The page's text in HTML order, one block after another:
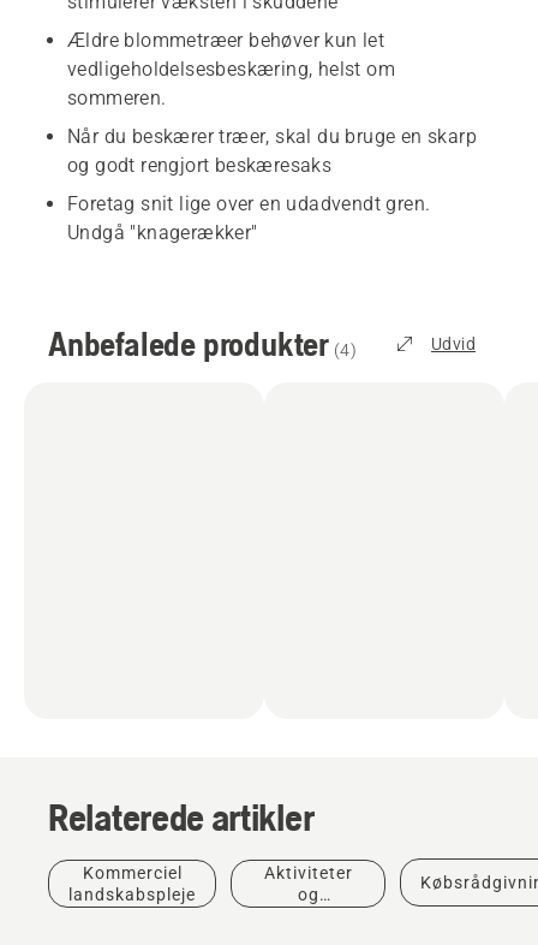
Ældre blommetræer behøver kun let
vedligeholdelsesbeskæring, helst om
sommeren.
Når du beskærer træer, skal du bruge en skarp
og godt rengjort beskæresaks
Foretag snit lige over en udadvendt gren.
Undgå "knagerækker"
Anbefalede produkter (4) Udvid
Relaterede artikler
Kommerciel
landskabspleje
Aktiviteter
og